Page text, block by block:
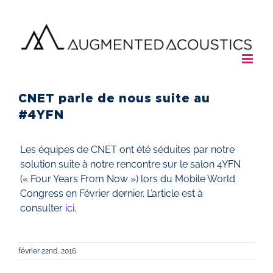
contenu
CNET parle de nous suite au
#4YFN
Les équipes de CNET ont été séduites par notre
solution suite à notre rencontre sur le salon 4YFN
(« Four Years From Now ») lors du Mobile World
Congress en Février dernier. L’article est à
consulter ici.
février 22nd, 2016